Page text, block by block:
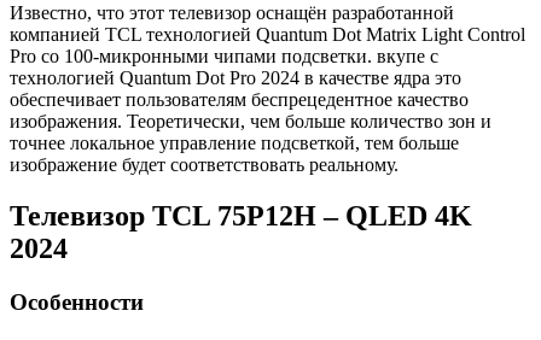
Известно, что этот телевизор оснащён разработанной
компанией TCL технологией Quantum Dot Matrix Light Control
Pro со 100-микронными чипами подсветки. вкупе с
технологией Quantum Dot Pro 2024 в качестве ядра это
обеспечивает пользователям беспрецедентное качество
изображения. Теоретически, чем больше количество зон и
точнее локальное управление подсветкой, тем больше
изображение будет соответствовать реальному.
Телевизор TCL 75P12H – QLED 4K
2024
Особенности